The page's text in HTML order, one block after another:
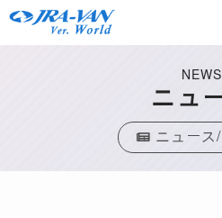
NEWS
ニュ
ニュース